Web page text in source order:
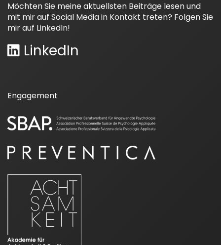
Möchten Sie meine aktuellsten Beiträge lesen und
mit mir auf Social Media in Kontakt treten? Folgen Sie
mir auf LinkedIn!
LinkedIn
Engagement